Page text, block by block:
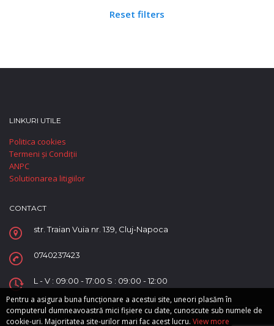
Reset filters
LINKURI UTILE
Politica cookies
Termeni și Condiții
ANPC
Solutionarea litigiilor
CONTACT
str. Traian Vuia nr. 139, Cluj-Napoca
0740237423
L - V : 09:00 - 17:00 S : 09:00 - 12:00
Pentru a asigura buna funcționare a acestui site, uneori plasăm în
computerul dumneavoastră mici fișiere cu date, cunoscute sub numele de
cookie-uri. Majoritatea site-urilor mari fac acest lucru. View more